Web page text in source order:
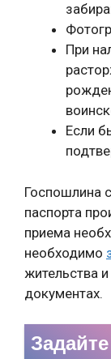
При
Если
Госпошлина
паспорта
приема
необходимо
жительства
документах.